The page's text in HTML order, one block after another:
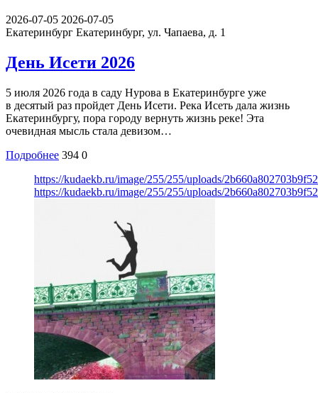
2026-07-05 2026-07-05
Екатеринбург Екатеринбург, ул. Чапаева, д. 1
День Исети 2026
5 июля 2026 года в саду Нурова в Екатеринбурге уже
в десятый раз пройдет День Исети. Река Исеть дала жизнь
Екатеринбургу, пора городу вернуть жизнь реке! Эта
очевидная мысль стала девизом…
Подробнее 394 0
https://kudaekb.ru/image/255/255/uploads/
https://kudaekb.ru/image/255/255/uploads/